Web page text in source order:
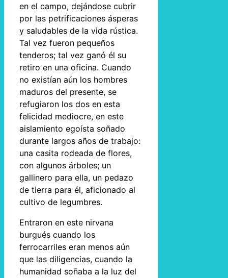
en el campo, dejándose cubrir
por las petrificaciones ásperas
y saludables de la vida rústica.
Tal vez fueron pequeños
tenderos; tal vez ganó él su
retiro en una oficina. Cuando
no existían aún los hombres
maduros del presente, se
refugiaron los dos en esta
felicidad mediocre, en este
aislamiento egoísta soñado
durante largos años de trabajo:
una casita rodeada de flores,
con algunos árboles; un
gallinero para ella, un pedazo
de tierra para él, aficionado al
cultivo de legumbres.
Entraron en este nirvana
burgués cuando los
ferrocarriles eran menos aún
que las diligencias, cuando la
humanidad soñaba a la luz del